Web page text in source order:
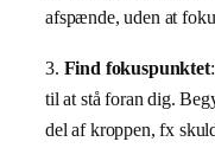
afspænde, uden at
3. Find fokuspunktet
til at stå foran dig.
del af kroppen, fx